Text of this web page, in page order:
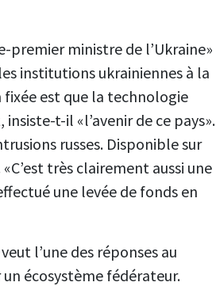
premier ministre de l’Ukraine»
institutions ukrainiennes à la
est que la technologie
t-il «l’avenir de ce pays».
russes. Disponible sur
très clairement aussi une
une levée de fonds en
l’une des réponses au
un écosystème fédérateur.